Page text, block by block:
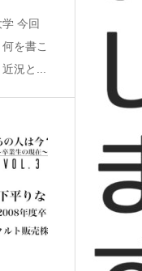
今回
を書こ
況と...